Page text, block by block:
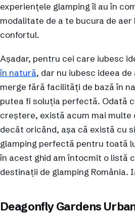
experiențele glamping îl au în
modalitate de a te bucura de
confortul.
Așadar, pentru cei care iubesc
în natură, dar nu iubesc ideea
merge fără facilități de bază în
putea fi soluția perfectă. Odată
creștere, există acum mai multe
decât oricând, așa că există cu
glamping perfectă pentru toată
în acest ghid am întocmit o listă
destinații de glamping România.
Deagonfly Gardens